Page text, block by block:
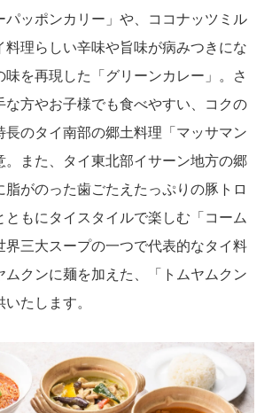
パッポンカリー」や、ココナッツミル
料理らしい辛味や旨味が病みつきにな
味を再現した「グリーンカレー」。さ
な方やお子様でも食べやすい、コクの
長のタイ南部の郷土料理「マッサマン
。また、タイ東北部イサーン地方の郷
脂がのった歯ごたえたっぷりの豚トロ
ともにタイスタイルで楽しむ「コーム
界三大スープの一つで代表的なタイ料
ムクンに麺を加えた、「トムヤムクン
たします。